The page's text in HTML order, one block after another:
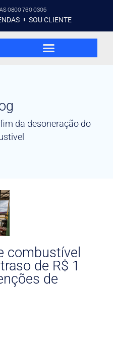
0800 760 0305
SOU CLIENTE
fim da desoneração do
combustível
de R$ 1
de